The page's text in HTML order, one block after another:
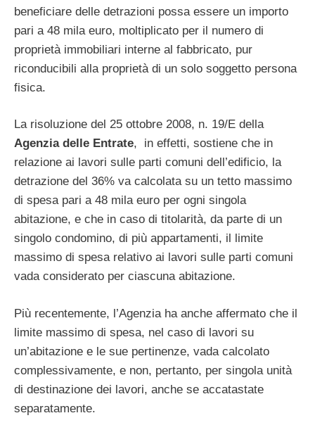
beneficiare delle detrazioni possa essere un importo
pari a 48 mila euro, moltiplicato per il numero di
proprietà immobiliari interne al fabbricato, pur
riconducibili alla proprietà di un solo soggetto persona
fisica.
La risoluzione del 25 ottobre 2008, n. 19/E della
Agenzia delle Entrate, in effetti, sostiene che in
relazione ai lavori sulle parti comuni dell’edificio, la
detrazione del 36% va calcolata su un tetto massimo
di spesa pari a 48 mila euro per ogni singola
abitazione, e che in caso di titolarità, da parte di un
singolo condomino, di più appartamenti, il limite
massimo di spesa relativo ai lavori sulle parti comuni
vada considerato per ciascuna abitazione.
Più recentemente, l’Agenzia ha anche affermato che il
limite massimo di spesa, nel caso di lavori su
un’abitazione e le sue pertinenze, vada calcolato
complessivamente, e non, pertanto, per singola unità
di destinazione dei lavori, anche se accatastate
separatamente.